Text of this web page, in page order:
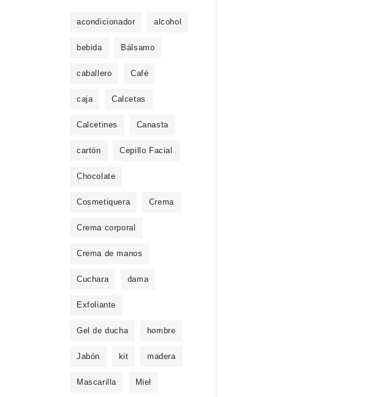
acondicionador alcohol
bebida Bálsamo
caballero Café
caja Calcetas
Calcetines Canasta
cartón Cepillo Facial
Chocolate
Cosmetiquera Crema
Crema corporal
Crema de manos
Cuchara dama
Exfoliante
Gel de ducha hombre
Jabón kit madera
Mascarilla Miel